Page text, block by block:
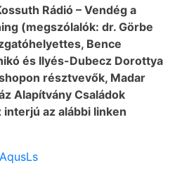
Rádió – Vendég a
(megszólalók: dr. Görbe
Bence
és Ilyés-Dubecz Dorottya
résztvevők, Madar
Alapítvány Családok
az alábbi linken